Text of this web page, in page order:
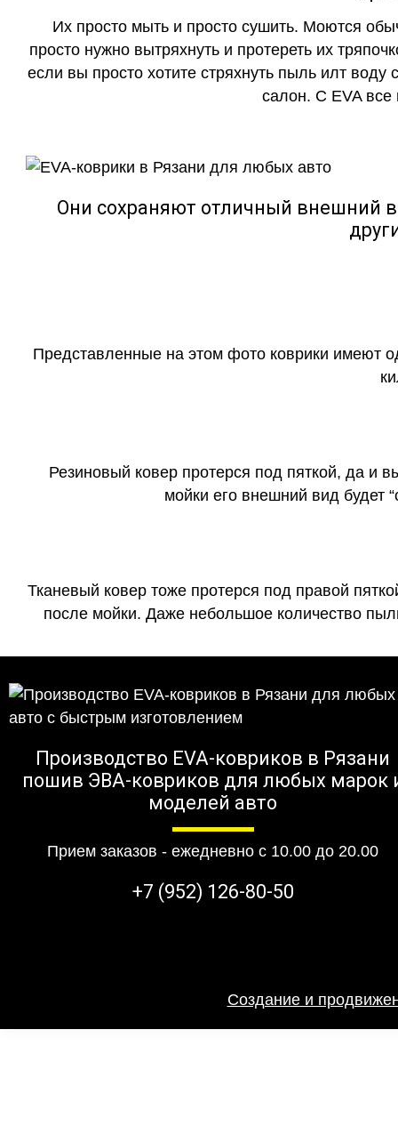
Их просто мыть и просто сушить. Моются
просто нужно вытряхнуть и протереть их
если вы просто хотите стряхнуть пыль илт воду
салон. С EVA все
Они сохраняют отличный внешний
Представленные на этом фото коврики имеют
Резиновый ковер протерся под пяткой, да и
мойки его внешний вид будет
Тканевый ковер тоже протерся под правой
после мойки. Даже небольшое количество
Производство EVA-ковриков в Рязани
пошив ЭВА-ковриков для любых марок
моделей авто
Прием заказов - ежедневно с 10.00 до 20.00
+7 (952) 126-80-50
Создание и